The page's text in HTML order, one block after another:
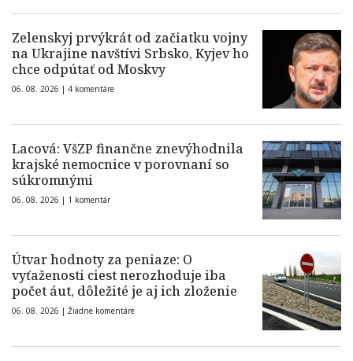
Zelenskyj prvýkrát od začiatku vojny
na Ukrajine navštívi Srbsko, Kyjev ho
chce odpútať od Moskvy
06. 08. 2026 | 4 komentáre
Lacová: VšZP finančne znevýhodnila
krajské nemocnice v porovnaní so
súkromnými
06. 08. 2026 | 1 komentár
Útvar hodnoty za peniaze: O
vyťaženosti ciest nerozhoduje iba
počet áut, dôležité je aj ich zloženie
06. 08. 2026 | Žiadne komentáre